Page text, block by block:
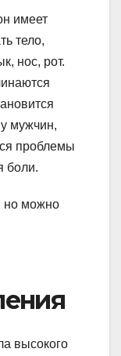
имеет
тело,
нос, рот.
мужчин,
проблемы
боли.
но можно
высокого